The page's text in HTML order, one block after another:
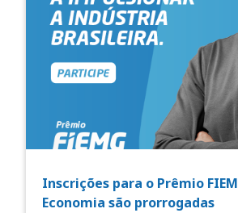
Inscrições para o Prêmio
Economia são prorrogadas